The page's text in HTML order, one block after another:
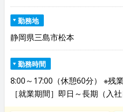
勤務地
静岡県三島市松本
勤務時間
8:00～17:00（休憩60分） ※残
［就業期間］即日～長期（入社